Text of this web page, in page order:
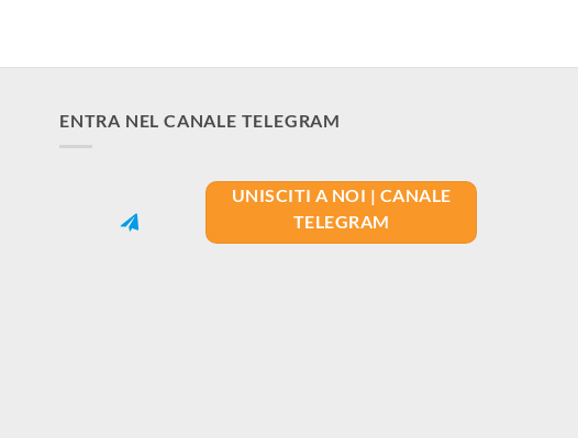
ENTRA NEL CANALE TELEGRAM
UNISCITI A NOI | CANALE
TELEGRAM